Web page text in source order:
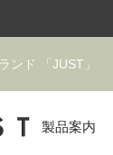
ンド 「JUST」
製品案内